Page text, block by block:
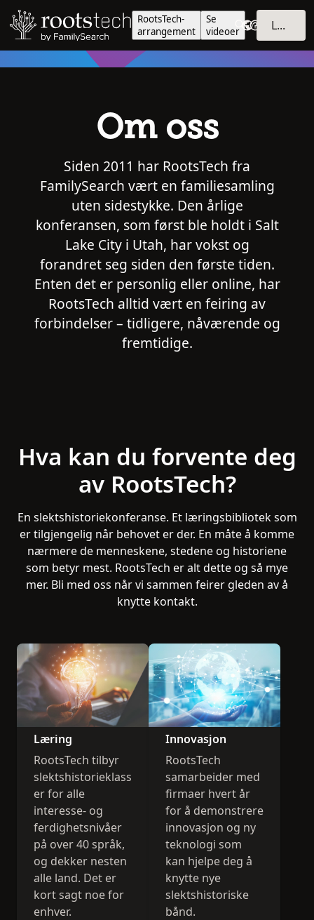
RootsTech-
arrangement
Se
videoer
LOGG INN
Om oss
Siden 2011 har RootsTech fra
FamilySearch vært en familiesamling
uten sidestykke. Den årlige
konferansen, som først ble holdt i Salt
Lake City i Utah, har vokst og
forandret seg siden den første tiden.
Enten det er personlig eller online, har
RootsTech alltid vært en feiring av
forbindelser – tidligere, nåværende og
fremtidige.
Hva kan du forvente deg
av RootsTech?
En slektshistoriekonferanse. Et læringsbibliotek som
er tilgjengelig når behovet er der. En måte å komme
nærmere de menneskene, stedene og historiene
som betyr mest. RootsTech er alt dette og så mye
mer. Bli med oss når vi sammen feirer gleden av å
knytte kontakt.
Læring
RootsTech tilbyr
slektshistorieklass
er for alle
interesse- og
ferdighetsnivåer
på over 40 språk,
og dekker nesten
alle land. Det er
kort sagt noe for
enhver.
Innovasjon
RootsTech
samarbeider med
firmaer hvert år
for å demonstrere
innovasjon og ny
teknologi som
kan hjelpe deg å
knytte nye
slektshistoriske
bånd.